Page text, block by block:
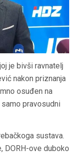
je bivši ravnatelj
nakon priznanja
osuđen na
pravosudni
sustava.
DORH-ove duboko